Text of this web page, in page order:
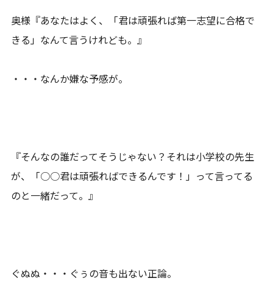
奥様『あなたはよく、「君は頑張れば第一志望に合格で
きる」なんて言うけれども。』
・・・なんか嫌な予感が。
『そんなの誰だってそうじゃない？それは小学校の先生
が、「○○君は頑張ればできるんです！」って言ってる
のと一緒だって。』
ぐぬぬ・・・ぐぅの音も出ない正論。